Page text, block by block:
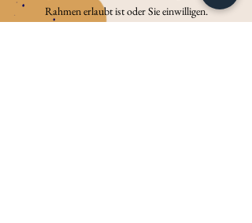
Rahmen erlaubt ist oder Sie einwilligen.